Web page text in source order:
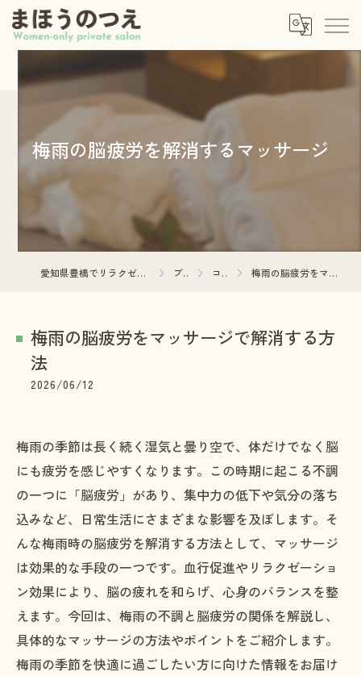
梅雨の脳疲労を解消するマッサージ
愛知県豊橋でリラクゼーションならまほうのつえ ブログ コラム 梅雨の脳疲労をマッサージで解消する方法
梅雨の脳疲労をマッサージで解消する方
法
2026/06/12
梅雨の季節は長く続く湿気と曇り空で、体だけでなく脳
にも疲労を感じやすくなります。この時期に起こる不調
の一つに「脳疲労」があり、集中力の低下や気分の落ち
込みなど、日常生活にさまざまな影響を及ぼします。そ
んな梅雨時の脳疲労を解消する方法として、マッサージ
は効果的な手段の一つです。血行促進やリラクゼーショ
ン効果により、脳の疲れを和らげ、心身のバランスを整
えます。今回は、梅雨の不調と脳疲労の関係を解説し、
具体的なマッサージの方法やポイントをご紹介します。
梅雨の季節を快適に過ごしたい方に向けた情報をお届け